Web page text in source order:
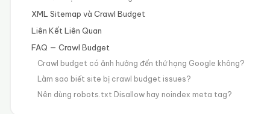
XML Sitemap và Crawl Budget
Liên Kết Liên Quan
FAQ — Crawl Budget
Crawl budget có ảnh hưởng đến thứ hạng Google không?
Làm sao biết site bị crawl budget issues?
Nên dùng robots.txt Disallow hay noindex meta tag?